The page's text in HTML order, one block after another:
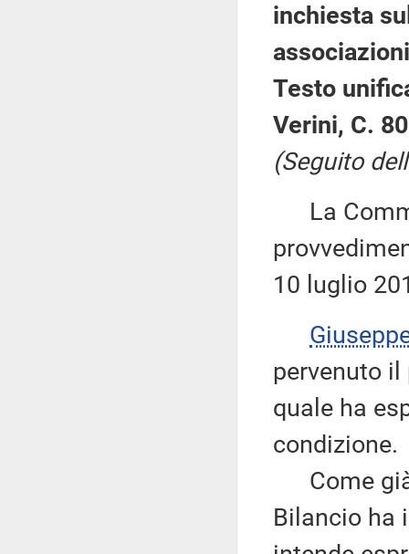
inchiesta
Testo
Verini, C.
(Seguito
La
10 luglio
pervenuto
quale ha
condizione.
Come già
Bilancio ha